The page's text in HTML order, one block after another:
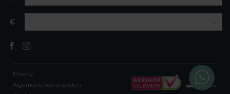
€
Privacy
Algemene voorwaarden